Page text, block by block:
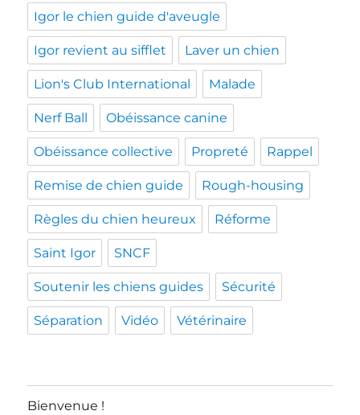
Igor le chien guide d'aveugle
Igor revient au sifflet Laver un chien
Lion's Club International Malade
Nerf Ball Obéissance canine
Obéissance collective Propreté Rappel
Remise de chien guide Rough-housing
Règles du chien heureux Réforme
Saint Igor SNCF
Soutenir les chiens guides Sécurité
Séparation Vidéo Vétérinaire
Bienvenue !